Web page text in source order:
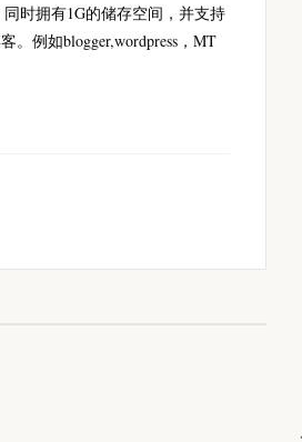
时拥有1G的储存空间，并支持
。例如blogger,wordpress，MT